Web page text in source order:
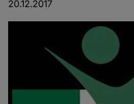
20.12.2017